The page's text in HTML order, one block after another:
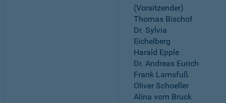
(Vorsitzender)
Thomas Bischof
Dr. Sylvia
Eichelberg
Harald Epple
Dr. Andreas Eurich
Frank Lamsfuß
Oliver Schoeller
Alina vom Bruck